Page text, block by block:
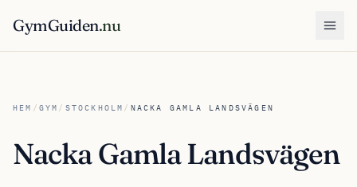
GymGuiden.nu
HEM / GYM / STOCKHOLM / NACKA GAMLA LANDSVÄGEN
Nacka Gamla Landsvägen